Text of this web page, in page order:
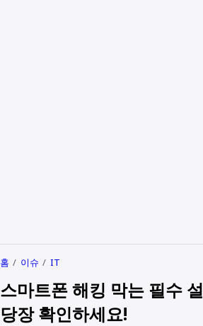
홈 이슈 IT
스마트폰 해킹 막는 필수
당장 확인하세요!